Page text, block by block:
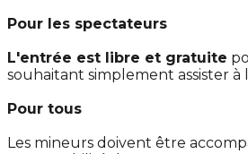
Pour les spectateurs
L'entrée est libre et gratuite
souhaitant simplement assister à
Pour tous
Les mineurs doivent être